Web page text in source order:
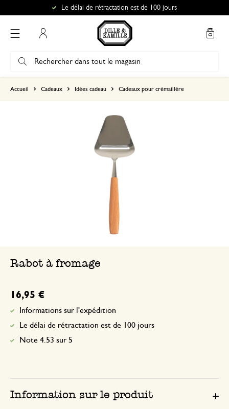
Le délai de rétractation est de 100 jours
Accueil Cadeaux Idées cadeau Cadeaux pour crémaillère
Rabot à fromage
16,95 €
Informations sur l'expédition
Le délai de rétractation est de 100 jours
Note 4.53 sur 5
Information sur le produit